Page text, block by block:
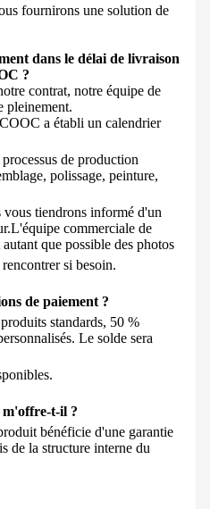
fournirons une solution de
dans le délai de livraison
?
contrat, notre équipe de
pleinement.
a établi un calendrier
de production
polissage, peinture,
vous tiendrons informé d'un
L'équipe commerciale de
que possible des photos
si besoin.
de paiement ?
standards, 50 %
Le solde sera
m'offre-t-il ?
bénéficie d'une garantie
de la structure interne du